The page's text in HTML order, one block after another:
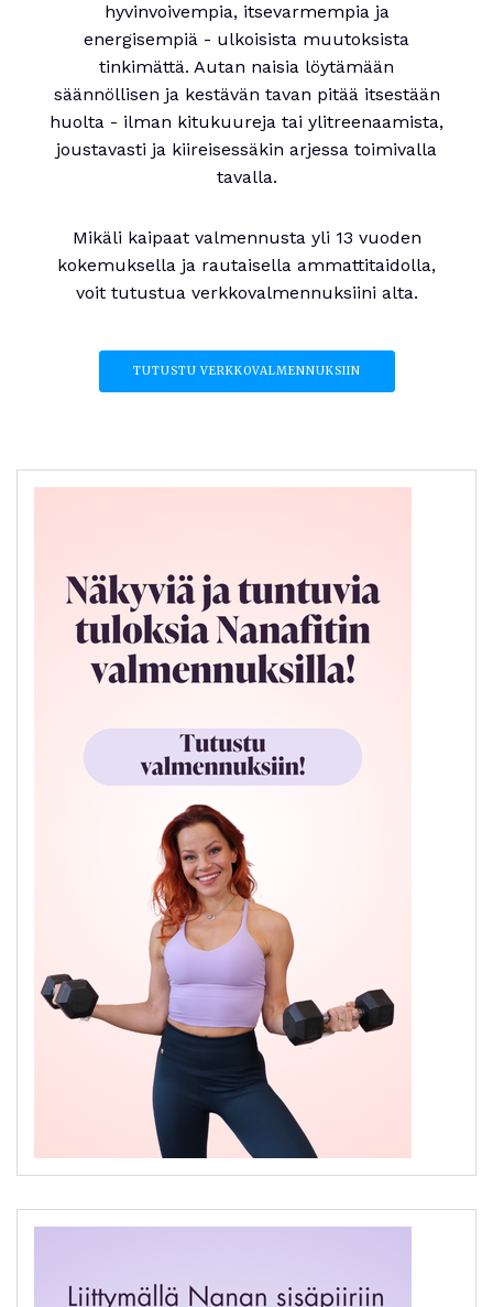
hyvinvoivempia, itsevarmempia ja
energisempiä - ulkoisista muutoksista
tinkimättä. Autan naisia löytämään
säännöllisen ja kestävän tavan pitää itsestään
huolta - ilman kitukuureja tai ylitreenaamista,
joustavasti ja kiireisessäkin arjessa toimivalla
tavalla.
Mikäli kaipaat valmennusta yli 13 vuoden
kokemuksella ja rautaisella ammattitaidolla,
voit tutustua verkkovalmennuksiini alta.
TUTUSTU VERKKOVALMENNUKSIIN